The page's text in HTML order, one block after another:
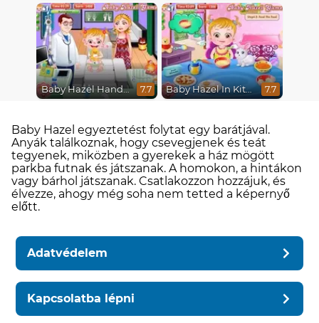
Baby Hazel Hand Fracture 7.7 Baby Hazel In Kitchen 7.7
Baby Hazel egyeztetést folytat egy barátjával.
Anyák találkoznak, hogy csevegjenek és teát
tegyenek, miközben a gyerekek a ház mögött
parkba futnak és játszanak. A homokon, a hintákon
vagy bárhol játszanak. Csatlakozzon hozzájuk, és
élvezze, ahogy még soha nem tetted a képernyő
előtt.
Adatvédelem
Kapcsolatba lépni